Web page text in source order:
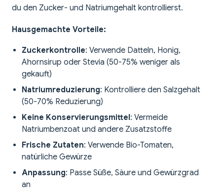
du den Zucker- und Natriumgehalt kontrollierst.
Hausgemachte Vorteile:
Zuckerkontrolle: Verwende Datteln, Honig,
Ahornsirup oder Stevia (50-75% weniger als
gekauft)
Natriumreduzierung: Kontrolliere den Salzgehalt
(50-70% Reduzierung)
Keine Konservierungsmittel: Vermeide
Natriumbenzoat und andere Zusatzstoffe
Frische Zutaten: Verwende Bio-Tomaten,
natürliche Gewürze
Anpassung: Passe Süße, Säure und Gewürzgrad
an